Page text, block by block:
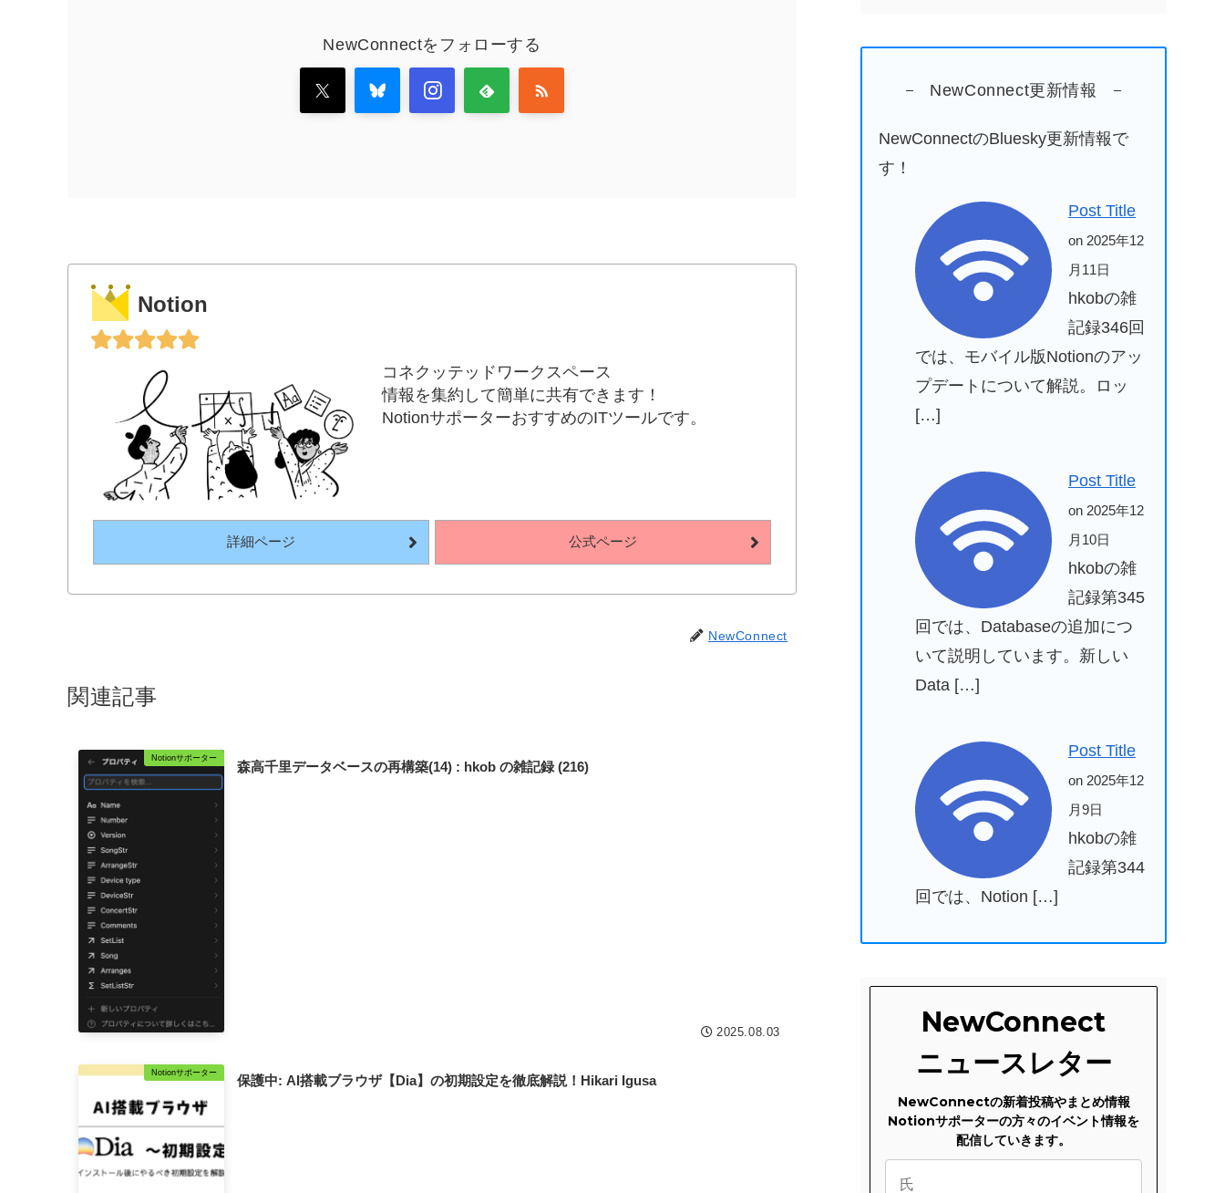
NewConnectをフォローする
Notion
コネクッテッドワークスペース
情報を集約して簡単に共有できます！
NotionサポーターおすすめのITツールです。
詳細ページ 公式ページ
NewConnect
関連記事
Notionサポーター
森高千里データベースの再構築(14) : hkob の雑記録 (216)
2025.08.03
Notionサポーター
保護中: AI搭載ブラウザ【Dia】の初期設定を徹底解説！Hikari Igusa
NewConnect更新情報
NewConnectのBluesky更新情報で
す！
Post Title
on 2025年12
月11日
hkobの雑
記録346回
では、モバイル版Notionのアッ
プデートについて解説。ロッ
[…]
Post Title
on 2025年12
月10日
hkobの雑
記録第345
回では、Databaseの追加につ
いて説明しています。新しい
Data […]
Post Title
on 2025年12
月9日
hkobの雑
記録第344
回では、Notion […]
NewConnect
ニュースレター
NewConnectの新着投稿やまとめ情報
Notionサポーターの方々のイベント情報を
配信していきます。